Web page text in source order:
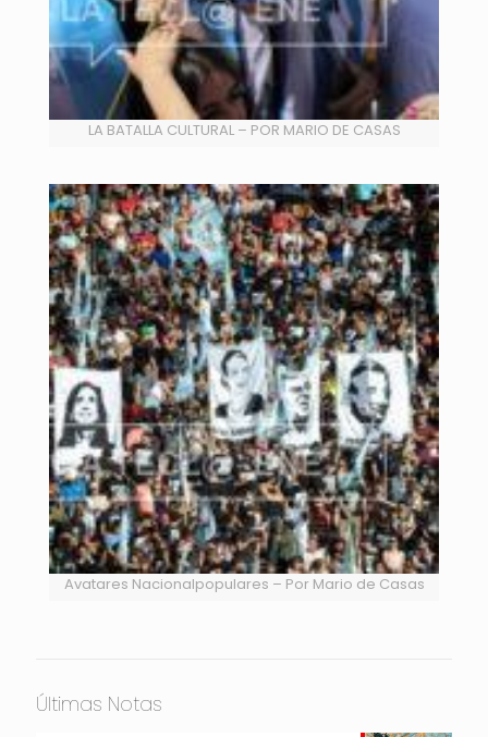
LA BATALLA CULTURAL – POR MARIO DE CASAS
Avatares Nacionalpopulares – Por Mario de Casas
Últimas Notas